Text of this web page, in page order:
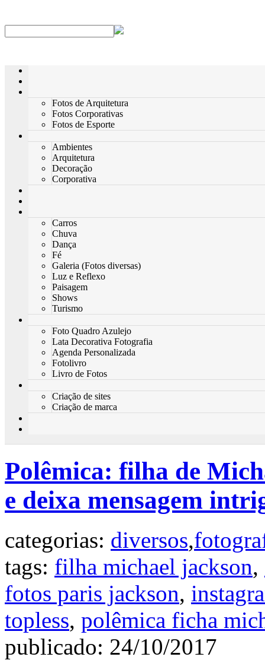
Fotos de Arquitetura
Fotos Corporativas
Fotos de Esporte
Ambientes
Arquitetura
Decoração
Corporativa
Carros
Chuva
Dança
Fé
Galeria (Fotos diversas)
Luz e Reflexo
Paisagem
Shows
Turismo
Foto Quadro Azulejo
Lata Decorativa Fotografia
Agenda Personalizada
Fotolivro
Livro de Fotos
Criação de sites
Criação de marca
Polêmica: filha de
e deixa mensagem
categorias: diversos,
tags: filha michael jackson,
fotos paris jackson,
topless, polêmica ficha
publicado: 24/10/2017